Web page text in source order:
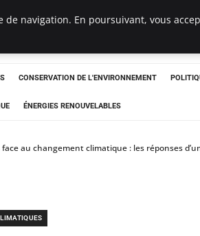
CONSERVATION DE L'ENVIRONNEMENT
ÉNERGIES RENOUVELABLES
au changement climatique : les réponses
navigation. En poursuivant, vous